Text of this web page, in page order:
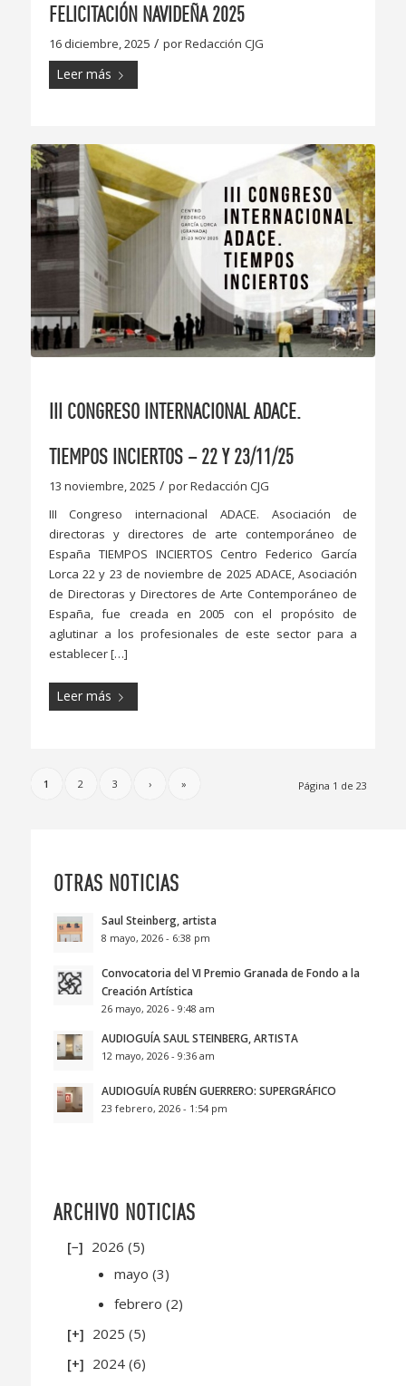
FELICITACIÓN NAVIDEÑA 2025
16 diciembre, 2025 / porRedacción CJG
Leer más
III CONGRESO INTERNACIONAL ADACE.
TIEMPOS INCIERTOS – 22 Y 23/11/25
13 noviembre, 2025 / porRedacción CJG
III Congreso internacional ADACE. Asociación de
directoras y directores de arte contemporáneo de
España TIEMPOS INCIERTOS Centro Federico García
Lorca 22 y 23 de noviembre de 2025 ADACE, Asociación
de Directoras y Directores de Arte Contemporáneo de
España, fue creada en 2005 con el propósito de
aglutinar a los profesionales de este sector para a
establecer […]
Leer más
Página 1 de 23
1 2 3 › »
OTRAS NOTICIAS
Saul Steinberg, artista
8 mayo, 2026 - 6:38 pm
Convocatoria del VI Premio Granada de Fondo a la
Creación Artística
26 mayo, 2026 - 9:48 am
AUDIOGUÍA SAUL STEINBERG, ARTISTA
12 mayo, 2026 - 9:36 am
AUDIOGUÍA RUBÉN GUERRERO: SUPERGRÁFICO
23 febrero, 2026 - 1:54 pm
ARCHIVO NOTICIAS
2026 (5)
mayo (3)
febrero (2)
2025 (5)
2024(6)